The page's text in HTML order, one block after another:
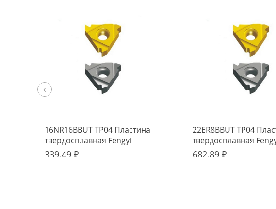
16NR16BBUT TP04 Пластина
твердосплавная Fengyi
339.49 ₽
22ER8BBUT TP04
твердосплавная
682.89 ₽
‹